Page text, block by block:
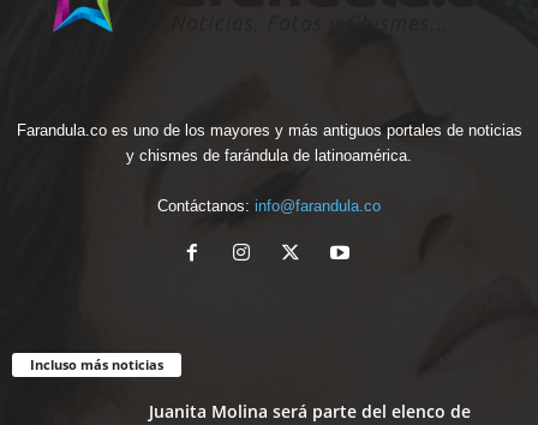
Farandula.co es uno de los mayores y más antiguos portales de noticias
y chismes de farándula de latinoamérica.
Contáctanos: info@farandula.co
Incluso más noticias
Juanita Molina será parte del elenco de